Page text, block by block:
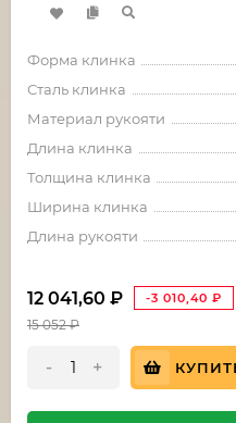
Форма клинка
Сталь клинка
Материал рукояти
Длина клинка
Толщина клинка
Ширина клинка
Длина рукояти
12 041,60 ₽ -3 010,40 ₽
15 052₽
- +